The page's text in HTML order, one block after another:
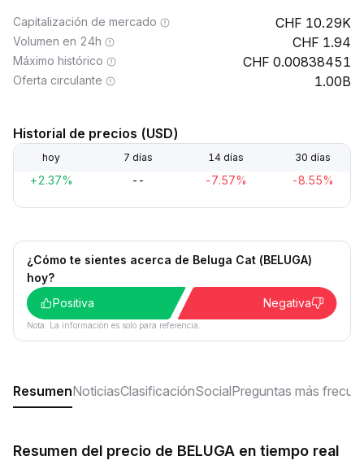
Capitalización de mercado 10.29K
Volumen en 24h 1.94
Máximo histórico 0.00838451
Oferta circulante 1.00B
Historial de precios (USD)
hoy 7 días 14 días 30 días
+2.37% -- -7.57% -8.55%
¿Cómo te sientes acerca de Beluga Cat (BELUGA)
hoy?
Positiva
Negativa
Nota: La información es solo para referencia.
ResumenNoticiasClasificaciónSocialPreguntas más
Resumen del precio de BELUGA en tiempo real